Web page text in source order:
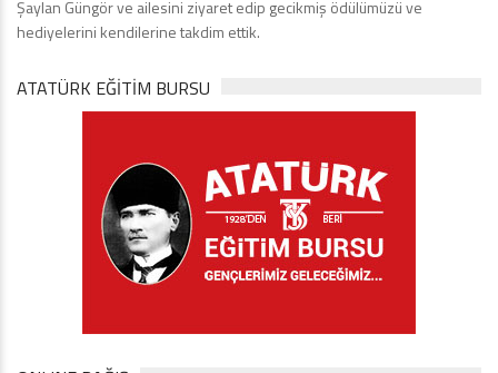
Şaylan Güngör ve ailesini ziyaret edip gecikmiş ödülümüzü ve
hediyelerini kendilerine takdim ettik.
ATATÜRK EĞITIM BURSU